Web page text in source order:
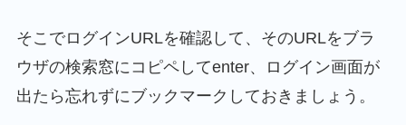
そこでログインURLを確認して、そのURLをブラ
ウザの検索窓にコピペしてenter、ログイン画面が
出たら忘れずにブックマークしておきましょう。